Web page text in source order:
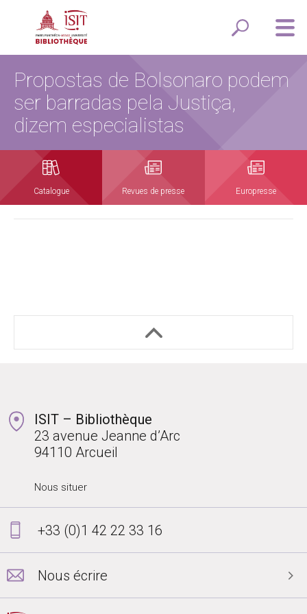
Propostas de Bolsonaro podem
ser barradas pela Justiça,
dizem especialistas
Catalogue Revues de presse Europresse
ISIT – Bibliothèque
23 avenue Jeanne d’Arc
94110 Arcueil
Nous situer
+33 (0)1 42 22 33 16
Nous écrire